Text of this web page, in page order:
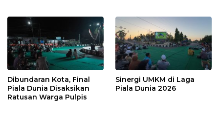
Dibundaran Kota, Final
Piala Dunia Disaksikan
Ratusan Warga Pulpis
Sinergi UMKM di Laga
Piala Dunia 2026